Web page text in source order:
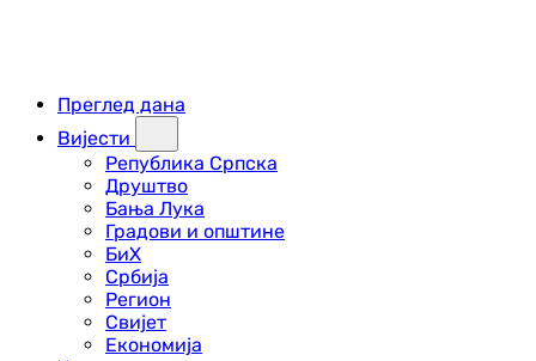
Преглед дана
Вијести
Република Српска
Друштво
Бања Лука
Градови и општине
БиХ
Србија
Регион
Свијет
Економија